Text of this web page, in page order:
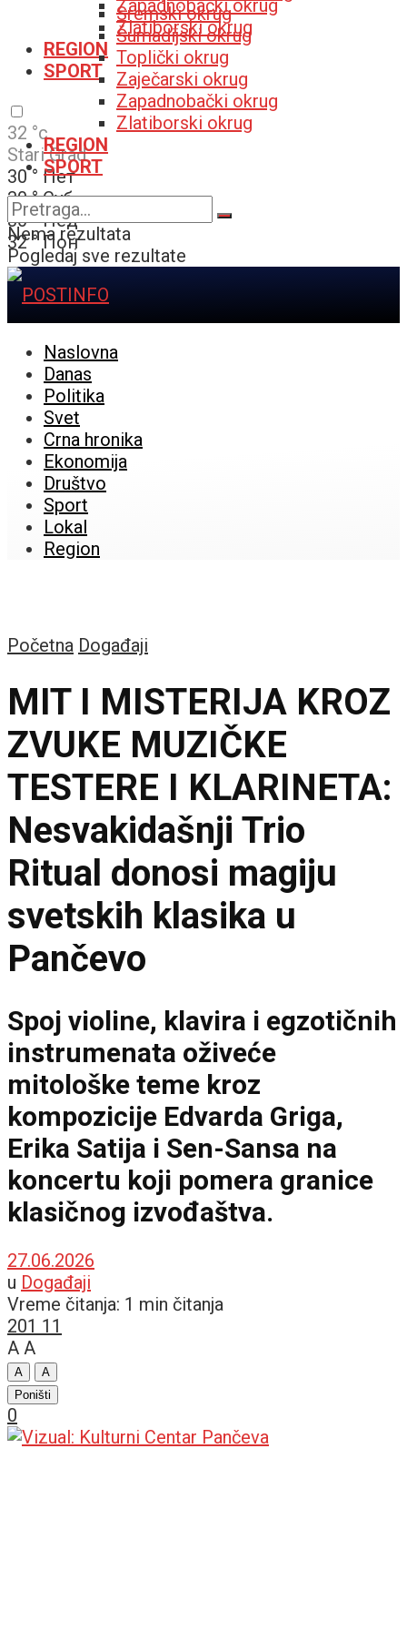
Zapadnobački okrug
Zlatiborski okrug
REGION
SPORT
32 °c
Stari Grad
30 ° Пет
30 ° Суб
30 ° Нед
32 ° Пон
Sremski okrug
Šumadijski okrug
Toplički okrug
Zaječarski okrug
Zapadnobački okrug
Zlatiborski okrug
REGION
SPORT
Nema rezultata
Pogledaj sve rezultate
Naslovna
Danas
Politika
Svet
Crna hronika
Ekonomija
Društvo
Sport
Lokal
Region
Početna Događaji
MIT I MISTERIJA KROZ
ZVUKE MUZIČKE
TESTERE I KLARINETA:
Nesvakidašnji Trio
Ritual donosi magiju
svetskih klasika u
Pančevo
Spoj violine, klavira i egzotičnih
instrumenata oživeće
mitološke teme kroz
kompozicije Edvarda Griga,
Erika Satija i Sen-Sansa na
koncertu koji pomera granice
klasičnog izvođaštva.
27.06.2026
u Događaji
Vreme čitanja: 1 min čitanja
201 11
A A
A
A
Poništi
0